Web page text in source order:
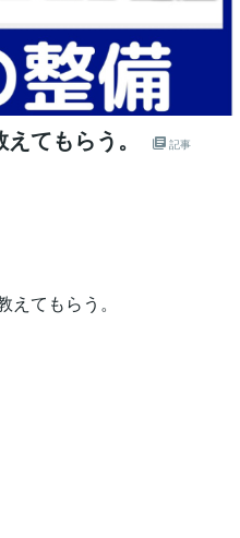
てもらう。 記事
てもらう。